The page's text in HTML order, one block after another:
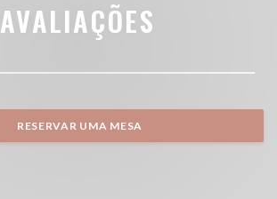
AVALIAÇÕES
RESERVAR UMA MESA